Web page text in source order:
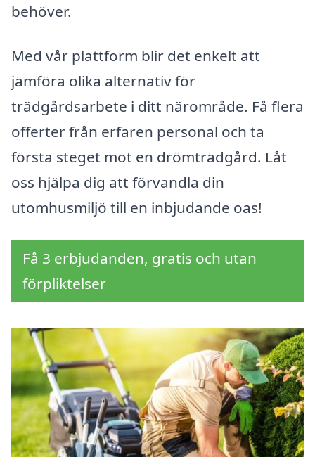
behöver.
Med vår plattform blir det enkelt att
jämföra olika alternativ för
trädgårdsarbete i ditt närområde. Få flera
offerter från erfaren personal och ta
första steget mot en drömträdgård. Låt
oss hjälpa dig att förvandla din
utomhusmiljö till en inbjudande oas!
Få 3 erbjudanden, gratis och utan
förpliktelser